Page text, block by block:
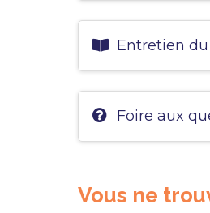
Entretien
Foire aux
Vous ne